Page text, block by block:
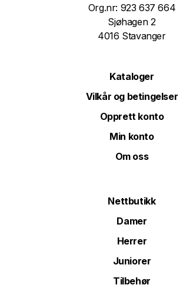
Org.nr: 923 637 664
Sjøhagen 2
4016 Stavanger
Kataloger
Vilkår og betingelser
Opprett konto
Min konto
Om oss
Nettbutikk
Damer
Herrer
Juniorer
Tilbehør